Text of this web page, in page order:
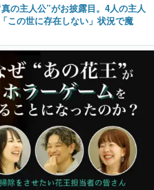
の主人公”がお披露目。4人の主人
この世に存在しない」状況で魔